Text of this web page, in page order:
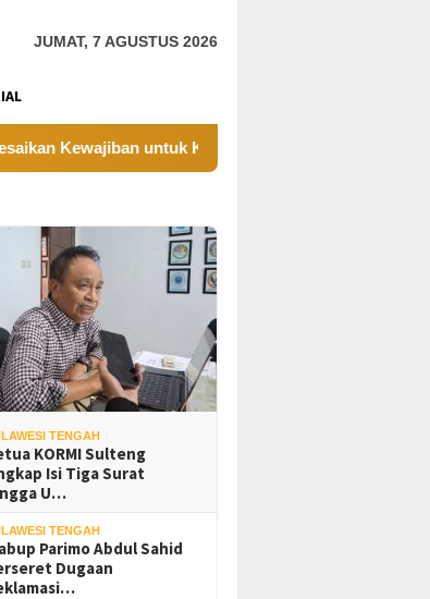
JUMAT, 7 AGUSTUS 2026
untuk Kegiatan Operasi
TENGAH
KORMI Sulteng
Isi Tiga Surat
U…
TENGAH
Parimo Abdul Sahid
Dugaan